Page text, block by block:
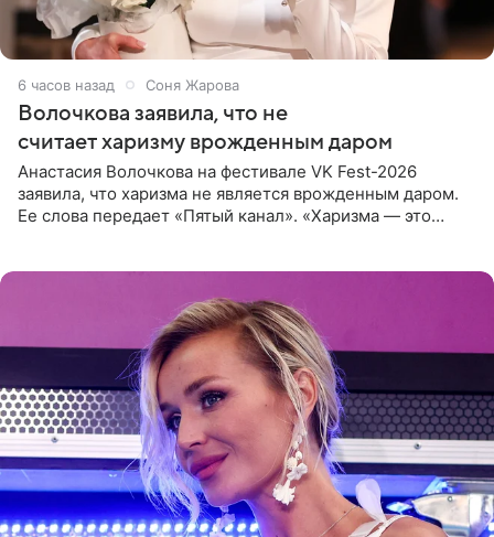
6 часов назад Соня Жарова
Волочкова заявила, что не
считает харизму врожденным даром
Анастасия Волочкова на фестивале VK Fest-2026
заявила, что харизма не является врожденным даром.
Ее слова передает «Пятый канал». «Харизма — это